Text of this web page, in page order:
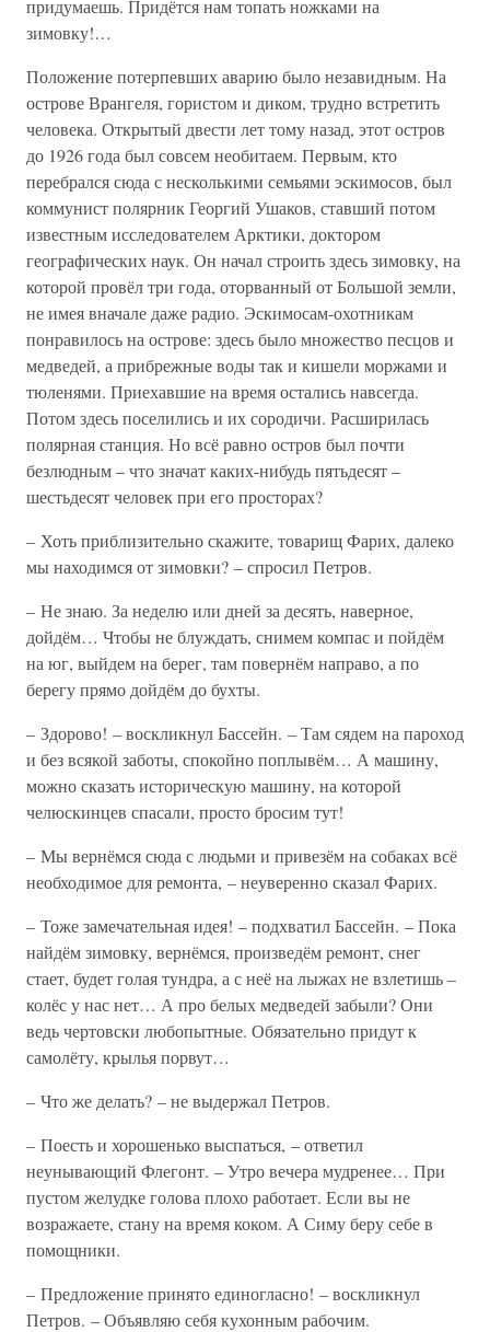
придумаешь. Придётся нам топать ножками на
зимовку!…
Положение потерпевших аварию было незавидным. На
острове Врангеля, гористом и диком, трудно встретить
человека. Открытый двести лет тому назад, этот остров
до 1926 года был совсем необитаем. Первым, кто
перебрался сюда с несколькими семьями эскимосов, был
коммунист полярник Георгий Ушаков, ставший потом
известным исследователем Арктики, доктором
географических наук. Он начал строить здесь зимовку, на
которой провёл три года, оторванный от Большой земли,
не имея вначале даже радио. Эскимосам-охотникам
понравилось на острове: здесь было множество песцов и
медведей, а прибрежные воды так и кишели моржами и
тюленями. Приехавшие на время остались навсегда.
Потом здесь поселились и их сородичи. Расширилась
полярная станция. Но всё равно остров был почти
безлюдным – что значат каких-нибудь пятьдесят –
шестьдесят человек при его просторах?
– Хоть приблизительно скажите, товарищ Фарих, далеко
мы находимся от зимовки? – спросил Петров.
– Не знаю. За неделю или дней за десять, наверное,
дойдём… Чтобы не блуждать, снимем компас и пойдём
на юг, выйдем на берег, там повернём направо, а по
берегу прямо дойдём до бухты.
– Здорово! – воскликнул Бассейн. – Там сядем на пароход
и без всякой заботы, спокойно поплывём… А машину,
можно сказать историческую машину, на которой
челюскинцев спасали, просто бросим тут!
– Мы вернёмся сюда с людьми и привезём на собаках всё
необходимое для ремонта, – неуверенно сказал Фарих.
– Тоже замечательная идея! – подхватил Бассейн. – Пока
найдём зимовку, вернёмся, произведём ремонт, снег
стает, будет голая тундра, а с неё на лыжах не взлетишь –
колёс у нас нет… А про белых медведей забыли? Они
ведь чертовски любопытные. Обязательно придут к
самолёту, крылья порвут…
– Что же делать? – не выдержал Петров.
– Поесть и хорошенько выспаться, – ответил
неунывающий Флегонт. – Утро вечера мудренее… При
пустом желудке голова плохо работает. Если вы не
возражаете, стану на время коком. А Симу беру себе в
помощники.
– Предложение принято единогласно! – воскликнул
Петров. – Объявляю себя кухонным рабочим.